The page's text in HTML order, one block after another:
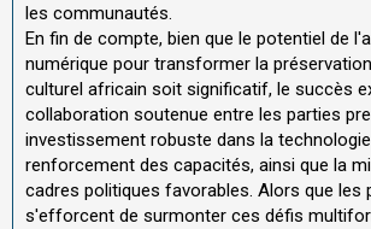
les communautés.
En fin de compte, bien que le potentiel de
numérique pour transformer la
culturel africain soit significatif, le succès
collaboration soutenue entre les parties
investissement robuste dans la
renforcement des capacités, ainsi que la
cadres politiques favorables. Alors que les
s'efforcent de surmonter ces défis